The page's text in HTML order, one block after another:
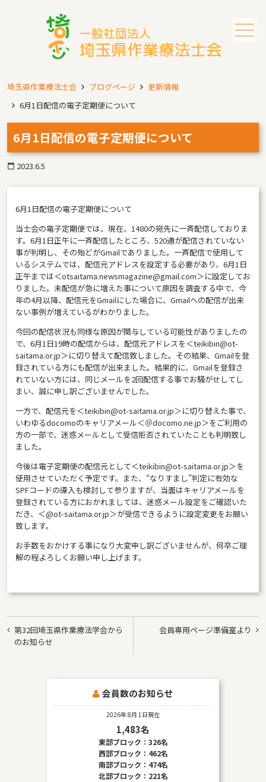
埼玉県作業療法士会 ブログページ
更新情報
6月1日配信の電子定期便について
6月1日配信の電子定期便について
calendar_today 2023.6.5
6月1日配信の電子定期便について
当士会の電子定期便では、現在、1480の宛先に一斉配信しておりま
す。6月1日正午に一斉配信したところ、520通が配信されていない
事が判明し、その殆どがGmailでありました。一斉配信で使用して
いるシステムでは、配信元アドレスを設定する必要があり、6月1日
正午までは＜otsaitama.newsmagazine@gmail.com＞に設定してお
りました。未配信が急に増えた事について原因を調査する中で、今
年の4月以降、配信元をGmailにした場合に、Gmailへの配信が出来
ない事例が増えているがわかりました。
今回の配信状況も同様な原因が関与している可能性がありましたの
で、6月1日19時の配信からは、配信元アドレスを＜teikibin@ot-
saitama.or.jp＞に切り替えて配信致しました。その結果、Gmailを登
録されている方にも配信が出来ました。結果的に、Gmailを登録さ
れていない方には、同じメールを2回配信する事でお騒がせしてし
まい、誠に申し訳ございませんでした。
一方で、配信元を＜teikibin@ot-saitama.or.jp＞に切り替えた事で、
いわゆるdocomoのキャリアメール＜＠docomo.ne.jp＞をご利用の
方の一部で、迷惑メールとして受信拒否されていたことも判明致し
ました。
今後は電子定期便の配信元として＜teikibin@ot-saitama.or.jp＞を
使用させていただく予定です。また、“なりすまし”判定に有効な
SPFコードの導入も検討して参りますが、当面はキャリアメールを
登録されている方におかれましては、迷惑メール設定をご確認いた
だき、＜@ot-saitama.or.jp＞が受信できるように設定変更をお願い
致します。
お手数をおかけする事になり大変申し訳ございませんが、何卒ご理
解の程よろしくお願い申し上げます。
投
稿
会員専用ページ準備室より
第32回埼玉県作業療法学会から
のお知らせ
会員数のお知らせ
2026年 8月 1日現在
1,483名
東部ブロック：326名
西部ブロック：462名
南部ブロック：474名
北部ブロック：221名